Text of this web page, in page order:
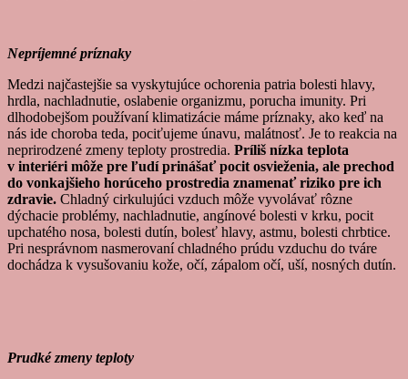
Nepríjemné príznaky
Medzi najčastejšie sa vyskytujúce ochorenia patria bolesti hlavy,
hrdla, nachladnutie, oslabenie organizmu, porucha imunity. Pri
dlhodobejšom používaní klimatizácie máme príznaky, ako keď na
nás ide choroba teda, pociťujeme únavu, malátnosť. Je to reakcia na
neprirodzené zmeny teploty prostredia. Príliš nízka teplota
v interiéri môže pre ľudí prinášať pocit osvieženia, ale prechod
do vonkajšieho horúceho prostredia znamenať riziko pre ich
zdravie. Chladný cirkulujúci vzduch môže vyvolávať rôzne
dýchacie problémy, nachladnutie, angínové bolesti v krku, pocit
upchatého nosa, bolesti dutín, bolesť hlavy, astmu, bolesti chrbtice.
Pri nesprávnom nasmerovaní chladného prúdu vzduchu do tváre
dochádza k vysušovaniu kože, očí, zápalom očí, uší, nosných dutín.
Prudké zmeny teploty